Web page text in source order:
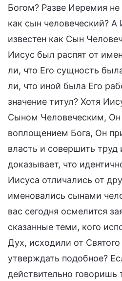
Богом? Разве Иеремия
как сын человеческий? А
известен как Сын
Иисус был распят от
ли, что Его сущность
ли, что иной была Его
значение титул? Хотя
Сыном Человеческим,
воплощением Бога, Он
власть и совершить труд
доказывает, что
Иисуса отличались от
именовались сынами
вас сегодня осмелится
сказанные теми, кого
Дух, исходили от
утверждать подобное?
действительно говоришь